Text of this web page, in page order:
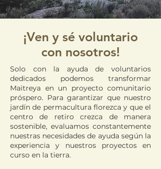
¡Ven y sé voluntario
con nosotros!
Solo con la ayuda de voluntarios
dedicados podemos transformar
Maitreya en un proyecto comunitario
próspero. Para garantizar que nuestro
jardín de permacultura florezca y que el
centro de retiro crezca de manera
sostenible, evaluamos constantemente
nuestras necesidades de ayuda según la
experiencia y nuestros proyectos en
curso en la tierra.